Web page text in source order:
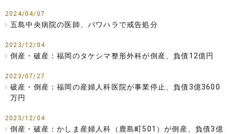
2024/04/07
五島中央病院の医師、パワハラで戒告処分
2023/12/04
倒産・破産：福岡のタケシマ整形外科が倒産、負債12億円
2023/07/27
破産・倒産：福岡の産婦人科医院が事業停止、負債3億3600
万円
2023/12/04
倒産・破産：かしま産婦人科（鹿島町501）が倒産、負債3億